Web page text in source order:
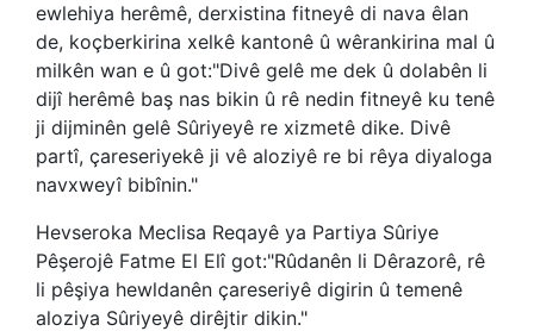
ewlehiya herêmê, derxistina fitneyê di nava êlan
de, koçberkirina xelkê kantonê û wêrankirina mal û
milkên wan e û got:"Divê gelê me dek û dolabên li
dijî herêmê baş nas bikin û rê nedin fitneyê ku tenê
ji dijminên gelê Sûriyeyê re xizmetê dike. Divê
partî, çareseriyekê ji vê aloziyê re bi rêya diyaloga
navxweyî bibînin."
Hevseroka Meclisa Reqayê ya Partiya Sûriye
Pêşerojê Fatme El Elî got:"Rûdanên li Dêrazorê, rê
li pêşiya hewldanên çareseriyê digirin û temenê
aloziya Sûriyeyê dirêjtir dikin."